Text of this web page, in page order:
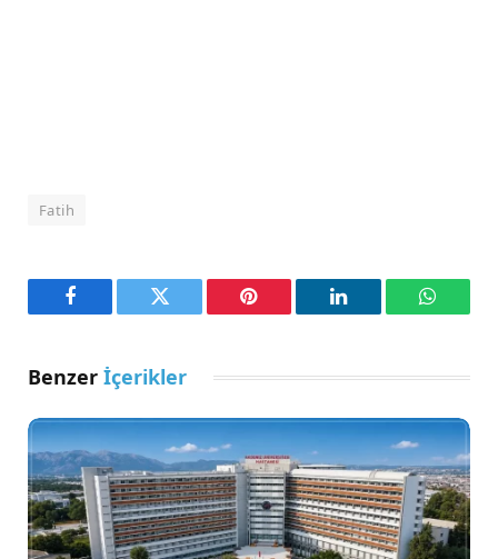
Fatih
Facebook Twitter Pinterest LinkedIn
Benzer İçerikler